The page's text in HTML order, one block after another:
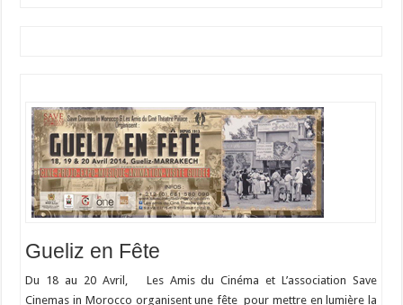
Gueliz en Fête
Du 18 au 20 Avril, Les Amis du Cinéma et L’association Save
Cinemas in Morocco organisent une fête pour mettre en lumière la